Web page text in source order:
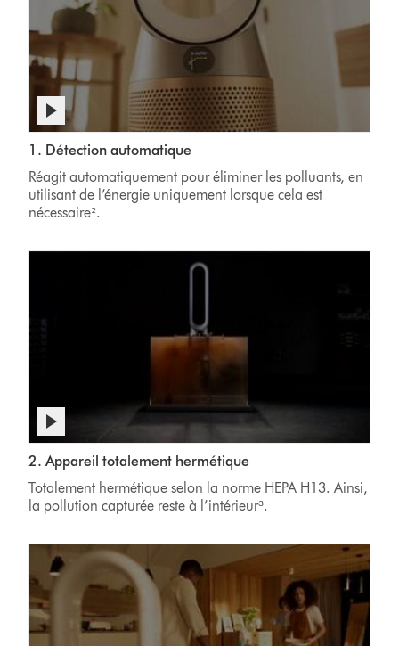
plan
sur
l’écran
LCD
Transcript
Afficher
la
transcription
la
vidéo
1. Détection automatique
Réagit automatiquement pour éliminer les polluants, en
utilisant de l’énergie uniquement lorsque cela est
nécessaire².
purificateur
Dyson
dans
test
sans
polluants
qui
Transcript
Afficher
la
transcription
de
la
vidéo
2. Appareil totalement hermétique
Totalement hermétique selon la norme HEPA H13. Ainsi,
la pollution capturée reste à l’intérieur³.